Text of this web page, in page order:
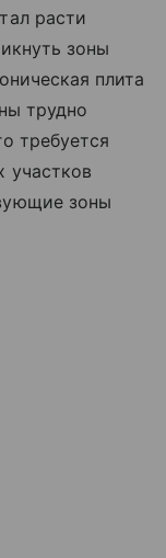
расти
зоны
плита
трудно
требуется
участков
зоны